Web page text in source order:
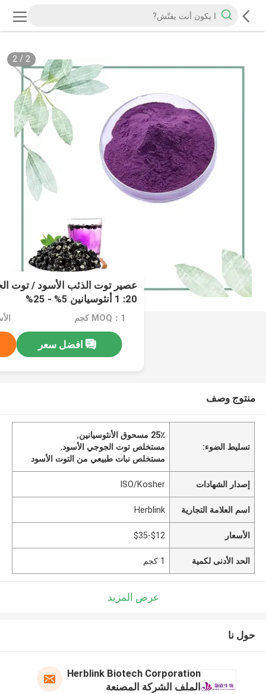
2
/
2
20: 1 أنثوسيانين 5% - 25%
MOQ：1 كجم
افضل سعر
منتوج وصف
تسليط الضوء:
25٪ مسحوق الأنثوسيانين
,
مستخلص توت الجوجي الأسود,
مستخلص نبات طبيعي من التوت الأسود
إصدار الشهادات ISO/Kosher
اسم العلامة التجارية Herblink
الأسعار $12-$35
الحد الأدنى لكمية 1 كجم
عرض المزيد
حول نا
Herblink Biotech Corporation
الملف الشركة المصنعة